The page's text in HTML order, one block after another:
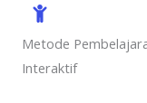
Metode
Interaktif